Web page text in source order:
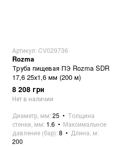
Артикул: CV029736
Rozma
Труба пищевая ПЭ Rozma SDR
17,6 25х1,6 мм (200 м)
8 208 грн
Нет в наличии
Диаметр, мм 25
Толщина
стенки, мм 1.6
Максимальное
давление (бар) 8
Длина, м
200